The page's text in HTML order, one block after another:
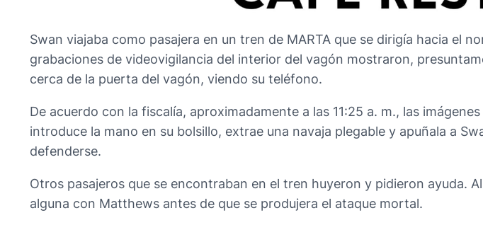
Swan viajaba como pasajera en un tren de MARTA que se dirigía hacia el
grabaciones de videovigilancia del interior del vagón mostraron,
cerca de la puerta del vagón, viendo su teléfono.
De acuerdo con la fiscalía, aproximadamente a las 11:25 a. m., las
introduce la mano en su bolsillo, extrae una navaja plegable y apuñala a
defenderse.
Otros pasajeros que se encontraban en el tren huyeron y pidieron ayuda.
alguna con Matthews antes de que se produjera el ataque mortal.